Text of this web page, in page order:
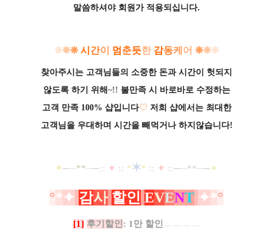
말씀하셔야 회원가 적용되십니다.
❋❋❋ 시 간이 멈 춘듯한감동케 어 ❋❋❋
찾아주시는 고객님들의 소중한 돈과 시간이 헛되지
않도록 하기 위해 ~!! 불만족 시 바로바로 수정하는
고객 만족 100% 샵입니다♡ 저희 샵에서는 최대한
고객님을 우대하며 시간을 빼먹거나 하지않습니다!
✦──**──:: ✦ :: *✶* :: ✦ ::──**──✦
°*✦ 감사 할인 EVENT ✦*°
[1] 후기할인 : 1만 할인